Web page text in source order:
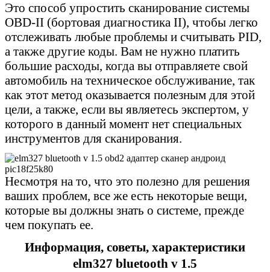
Это способ упростить сканирование системы
OBD-II (бортовая диагностика II), чтобы легко
отслеживать любые проблемы и считывать PID,
а также другие коды. Вам не нужно платить
большие расходы, когда вы отправляете свой
автомобиль на техническое обслуживание, так
как этот метод оказывается полезным для этой
цели, а также, если вы являетесь экспертом, у
которого в данный момент нет специальных
инструментов для сканирования.
Несмотря на то, что это полезно для решения
ваших проблем, все же есть некоторые вещи,
которые вы должны знать о системе, прежде
чем покупать ее.
Информация, советы, характеристики
elm327 bluetooth v 1.5